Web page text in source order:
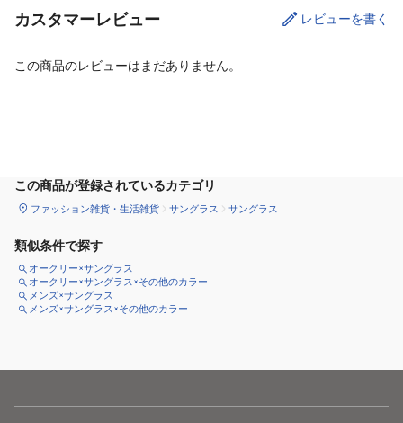
カスタマーレビュー レビューを書く
この商品のレビューはまだありません。
この商品が登録されているカテゴリ
ファッション雑貨・生活雑貨 サングラス サングラス
類似条件で探す
オークリー×サングラス
オークリー×サングラス×その他のカラー
メンズ×サングラス
メンズ×サングラス×その他のカラー